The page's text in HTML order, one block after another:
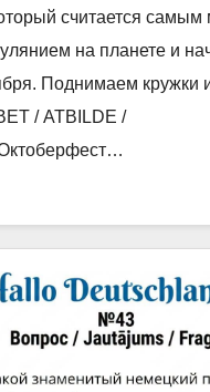
считается
на планете и
Поднимаем кружки
/ ATBILDE /